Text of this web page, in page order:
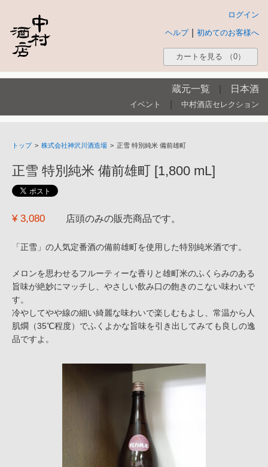
ログイン
初めてのお客様へ
ヘルプ
カートを見る （0）
蔵元一覧 日本酒
イベント 中村酒店セレクション
トップ > 株式会社神沢川酒造場 > 正雪 特別純米 備前雄町
正雪 特別純米 備前雄町 [1,800 mL]
¥ 3,080 店頭のみの販売商品です。
「正雪」の人気定番酒の備前雄町を使用した特別純米酒です。
メロンを思わせるフルーティーな香りと雄町米のふくらみのある
旨味が絶妙にマッチし、やさしい飲み口の飽きのこない味わいで
す。
冷やしてやや線の細い綺麗な味わいで楽しむもよし、常温から人
肌燗（35℃程度）でふくよかな旨味を引き出してみても良しの逸
品ですよ。